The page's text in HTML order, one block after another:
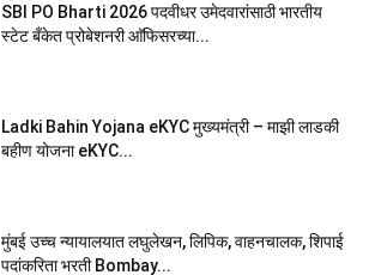
SBI PO Bharti 2026 पदवीधर उमेदवारांसाठी भारतीय
स्टेट बँकेत प्रोबेशनरी आ‍ॅफिसरच्या...
Ladki Bahin Yojana eKYC मुख्यमंत्री – माझी लाडकी
बहीण योजना eKYC...
मुंबई उच्च न्यायालयात लघुलेखन, लिपिक, वाहनचालक, शिपाई
पदांकरिता भरती Bombay...